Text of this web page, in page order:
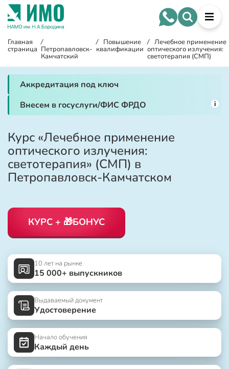
Главная
страница
/
Петропавловск-
Камчатский
/ Повышение
квалификации
/ Лечебное применение
оптического излучения:
светотерапия (СМП)
Аккредитация под ключ
Внесем в госуслуги/ФИС ФРДО
i
Курс «Лечебное применение
оптического излучения:
светотерапия» (СМП) в
Петропавловск-Камчатском
КУРС + 🎁БОНУС
10 лет на рынке
15 000+ выпускников
Выдаваемый документ
Удостоверение
Начало обучения
Каждый день